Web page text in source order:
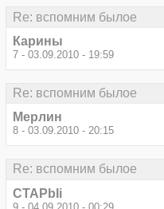
Re: вспомним былое
Карины
7 - 03.09.2010 - 19:59
Re: вспомним былое
Мерлин
8 - 03.09.2010 - 20:15
Re: вспомним былое
CTAPbIi
9 - 04.09.2010 - 00:29